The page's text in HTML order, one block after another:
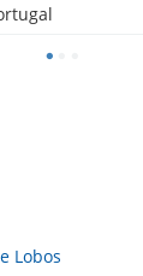
Lobos